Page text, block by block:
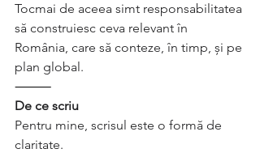
Tocmai de aceea simt responsabilitatea
să construiesc ceva relevant în
România, care să conteze, în timp, și pe
plan global.
⸻
De ce scriu
Pentru mine, scrisul este o formă de
claritate.